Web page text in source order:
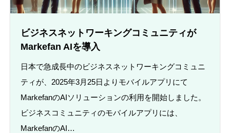
ビジネスネットワーキングコミュニティが
Markefan AIを導入
日本で急成長中のビジネスネットワーキングコミュニ
ティが、2025年3月25日よりモバイルアプリにて
MarkefanのAIソリューションの利用を開始しました。
ビジネスコミュニティのモバイルアプリには、
MarkefanのAI…